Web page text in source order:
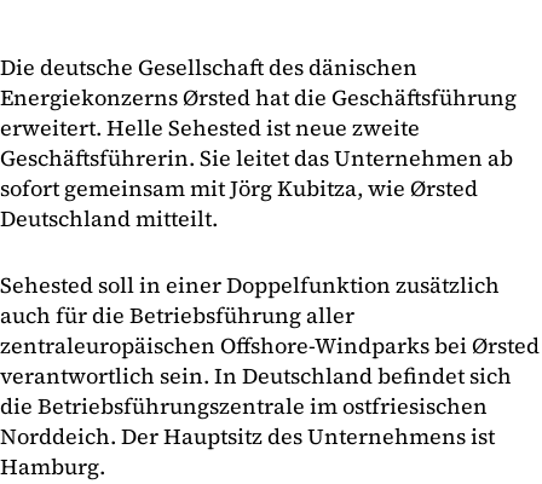
Die deutsche Gesellschaft des dänischen
Energiekonzerns Ørsted hat die Geschäftsführung
erweitert. Helle Sehested ist neue zweite
Geschäftsführerin. Sie leitet das Unternehmen ab
sofort gemeinsam mit Jörg Kubitza, wie Ørsted
Deutschland mitteilt.
Sehested soll in einer Doppelfunktion zusätzlich
auch für die Betriebsführung aller
zentraleuropäischen Offshore-Windparks bei Ørsted
verantwortlich sein. In Deutschland befindet sich
die Betriebsführungszentrale im ostfriesischen
Norddeich. Der Hauptsitz des Unternehmens ist
Hamburg.